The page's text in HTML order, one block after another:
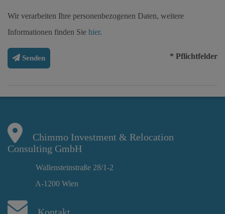
Wir verarbeiten Ihre personenbezogenen Daten, weitere
Informationen finden Sie hier.
Senden * Pflichtfelder
Chimmo Investment & Relocation
Consulting GmbH
Wallensteinstraße 28/1-2
A-1200 Wien